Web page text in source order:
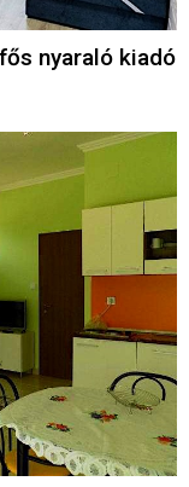
nyaraló kiadó